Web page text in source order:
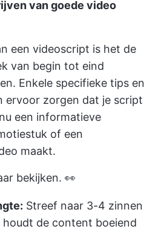
van goede video
een videoscript is het de
van begin tot eind
Enkele specifieke tips en
ervoor zorgen dat je script
een informatieve
of een
maakt.
bekijken. 👀
Streef naar 3-4 zinnen
houdt de content boeiend